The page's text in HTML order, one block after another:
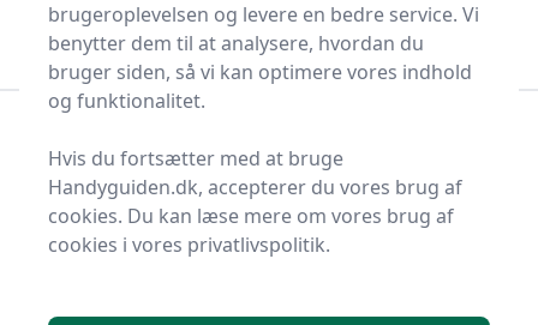
Søg nu
Søg nu
Diverse værktøj
Arbejdstøj og -sikkerhed
Bælteholder
Bedste bælteholdere og
brugeroplevelsen og levere en bedre service. Vi
benytter dem til at analysere, hvordan du
bruger siden, så vi kan optimere vores indhold
og funktionalitet.
Hvis du fortsætter med at bruge
Handyguiden.dk, accepterer du vores brug af
cookies. Du kan læse mere om vores brug af
cookies i vores privatlivspolitik.